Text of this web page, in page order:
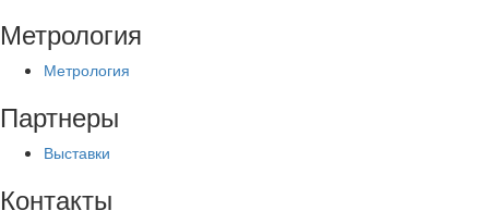
Метрология
Метрология
Партнеры
Выставки
Контакты